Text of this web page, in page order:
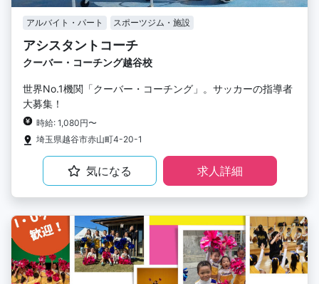
アルバイト・パート スポーツジム・施設
アシスタントコーチ
クーバー・コーチング越谷校
世界No.1機関「クーバー・コーチング」。サッカーの指導者
大募集！
時給: 1,080円〜
埼玉県越谷市赤山町4-20-1
気になる 求人詳細